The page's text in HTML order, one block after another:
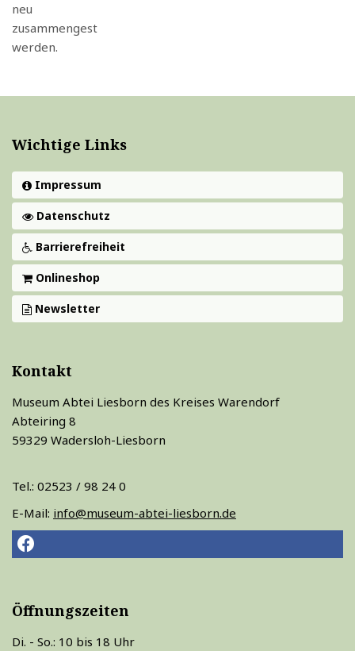
neu
zusammengestellt
werden.
Wichtige Links
Impressum
Datenschutz
Barrierefreiheit
Onlineshop
Newsletter
Kontakt
Museum Abtei Liesborn des Kreises Warendorf
Abteiring 8
59329 Wadersloh-Liesborn
Tel.: 02523 / 98 24 0
E-Mail: info@museum-abtei-liesborn.de
Öffnungszeiten
Di. - So.: 10 bis 18 Uhr